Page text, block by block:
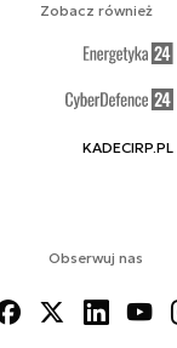
Obserwuj nas
Zobacz również
KADECIRP.PL